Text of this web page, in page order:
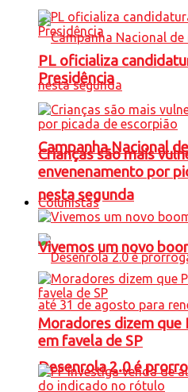
Campanha Nacional
nesta segunda
Desenrola 2.0 é
PL oficializa
Presidência
Crianças são mais
envenenamento por
Colunistas
Vivemos um novo
Moradores dizem que
em favela de SP